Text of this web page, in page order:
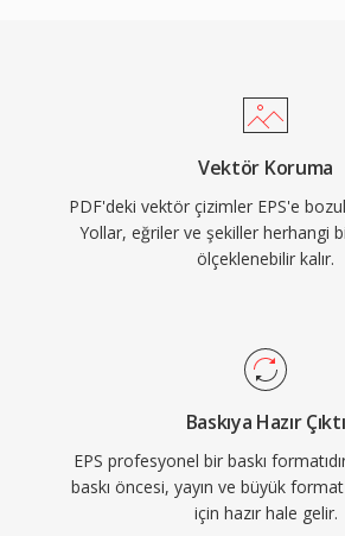
Vektör Koruma
PDF'deki vektör çizimler EPS'e
Yollar, eğriler ve şekiller herhangi
ölçeklenebilir kalır.
Baskıya Hazır Çıktı
EPS profesyonel bir baskı
baskı öncesi, yayın ve büyük format
için hazır hale gelir.